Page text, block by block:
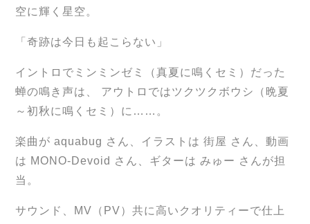
空に輝く星空。
「奇跡は今日も起こらない」
イントロでミンミンゼミ（真夏に鳴くセミ）だった
蝉の鳴き声は、 アウトロではツクツクボウシ（晩夏
～初秋に鳴くセミ）に……。
楽曲が aquabug さん、イラストは 街屋 さん、動画
は MONO-Devoid さん、ギターは みゅー さんが担
当。
サウンド、MV（PV）共に高いクオリティーで仕上